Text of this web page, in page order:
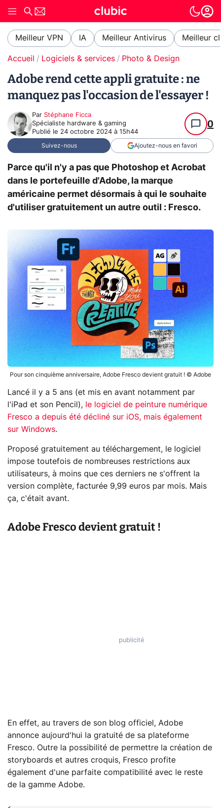
Meilleur VPN IA Meilleur Antivirus Meilleur
Accueil Logiciels & services Photo & Design
Adobe rend cette appli gratuite : ne
manquez pas l'occasion de l'essayer !
Par Stéphane Ficca
Spécialiste hardware & gaming
Publié le 24 octobre 2024 à 15h44
0
Suivez-nous Ajoutez-nous en favori
Parce qu'il n'y a pas que Photoshop et Acrobat
dans le portefeuille d'Adobe, la marque
américaine permet désormais à qui le souhaite
d'utiliser gratuitement un autre outil : Fresco.
Pour son cinquième anniversaire, Adobe Fresco devient gratuit ! © Adobe
Lancé il y a 5 ans (et mis en avant notamment par
l'iPad et son Pencil), le logiciel de peinture numérique
Fresco a depuis été décliné sur iOS, mais également
sur Windows.
Proposé gratuitement au téléchargement, le logiciel
impose toutefois de nombreuses restrictions aux
utilisateurs, à moins que ces derniers ne s'offrent la
version complète, facturée 9,99 euros par mois. Mais
ça, c'était avant.
Adobe Fresco devient gratuit !
En effet, au travers de son blog officiel, Adobe
annonce aujourd'hui la gratuité de sa plateforme
Fresco. Outre la possibilité de permettre la création de
storyboards et autres croquis, Fresco profite
également d'une parfaite compatibilité avec le reste
de la gamme Adobe.